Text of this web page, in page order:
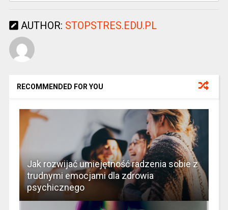
AUTHOR: STOPSTRES.EDU.PL
RECOMMENDED FOR YOU
Jak rozwijać umiejętność radzenia sobie z
trudnymi emocjami dla zdrowia
psychicznego